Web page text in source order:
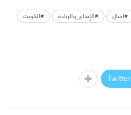
#اجيال #الإبداع_والريادة
#الكويت
Twitter